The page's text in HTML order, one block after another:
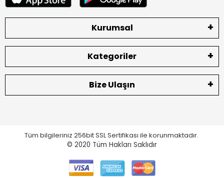
Kurumsal
Kategoriler
Bize Ulaşın
Tüm bilgileriniz 256bit SSL Sertifikası ile korunmaktadır.
© 2020 Tüm Hakları Saklıdır